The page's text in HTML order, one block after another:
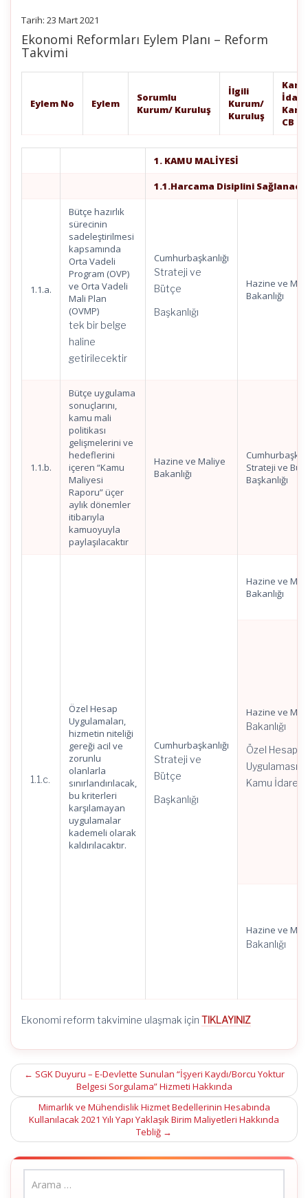
Tarih: 23 Mart 2021
Ekonomi Reformları Eylem Planı – Reform
Takvimi
Eylem No Eylem
Sorumlu
Kurum/ Kuruluş
İlgili
Kurum/
Kuruluş
İdari
CB
1. KAMU MALİYESİ
1.1.Harcama Disiplini
1.1.a.
Bütçe hazırlık
sürecinin
sadeleştirilmesi
kapsamında
Orta Vadeli
Program (OVP)
ve Orta Vadeli
Mali Plan
(OVMP)
tek bir belge
haline
getirilecektir
Cumhurbaşkanlığı
Strateji ve
Bütçe
Başkanlığı
Hazine ve
Bakanlığı
1.1.b.
Bütçe uygulama
sonuçlarını,
kamu mali
politikası
gelişmelerini ve
hedeflerini
içeren “Kamu
Maliyesi
Raporu” üçer
aylık dönemler
itibarıyla
kamuoyuyla
paylaşılacaktır
Hazine ve Maliye
Bakanlığı
Strateji ve
Başkanlığı
1.1.c.
Özel Hesap
Uygulamaları,
hizmetin niteliği
gereği acil ve
zorunlu
olanlarla
sınırlandırılacak,
bu kriterleri
karşılamayan
uygulamalar
kademeli olarak
kaldırılacaktır.
Cumhurbaşkanlığı
Strateji ve
Bütçe
Başkanlığı
Hazine ve
Bakanlığı
Hazine ve
Bakanlığı
Özel Hesap
Uygulaması
Kamu
Hazine ve
Bakanlığı
Ekonomi reform takvimine ulaşmak için TIKLAYINIZ
Post
navigation
← SGK Duyuru – E-Devlette Sunulan “İşyeri Kaydı/Borcu Yoktur
Belgesi Sorgulama” Hizmeti Hakkında
Mimarlık ve Mühendislik Hizmet Bedellerinin Hesabında
Kullanılacak 2021 Yılı Yapı Yaklaşık Birim Maliyetleri Hakkında
Tebliğ →